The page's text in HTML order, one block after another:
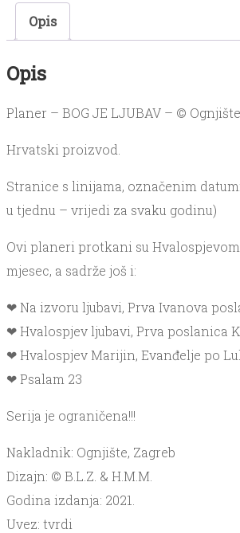
količina
Opis
Opis
Planer – BOG JE LJUBAV – ©
Hrvatski proizvod.
Stranice s linijama, označenim
u tjednu – vrijedi za svaku godinu)
Ovi planeri protkani su
mjesec, a sadrže još i:
❤ Na izvoru ljubavi, Prva Ivanova
❤ Hvalospjev ljubavi, Prva poslanica
❤ Hvalospjev Marijin, Evanđelje po
❤ Psalam 23
Serija je ograničena!!!
Nakladnik: Ognjište, Zagreb
Dizajn: © B.L.Z. & H.M.M.
Godina izdanja: 2021.
Uvez: tvrdi